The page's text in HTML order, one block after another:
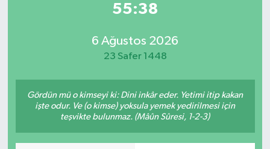
55:38
6 Ağustos 2026
23 Safer 1448
Gördün mü o kimseyi ki: Dini inkâr eder. Yetimi itip kakan
işte odur. Ve (o kimse) yoksula yemek yedirilmesi için
teşvikte bulunmaz. (Mâûn Sûresi, 1-2-3)